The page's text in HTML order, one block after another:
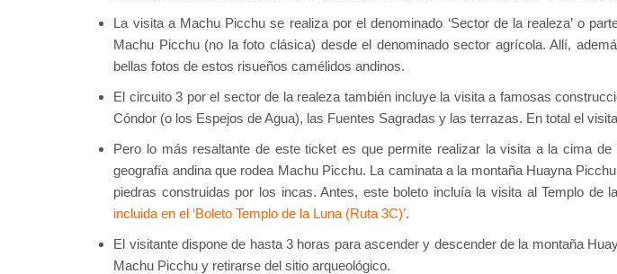
La visita a Machu Picchu se realiza por el denominado ‘Sector de la realeza’ o
Machu Picchu (no la foto clásica) desde el denominado sector agrícola. Allí,
bellas fotos de estos risueños camélidos andinos.
El circuito 3 por el sector de la realeza también incluye la visita a famosas
Cóndor (o los Espejos de Agua), las Fuentes Sagradas y las terrazas. En total el
Pero lo más resaltante de este ticket es que permite realizar la visita a la cima
geografía andina que rodea Machu Picchu. La caminata a la montaña Huayna
piedras construidas por los incas. Antes, este boleto incluía la visita al Templo de
incluida en el ‘Boleto Templo de la Luna (Ruta 3C)’.
El visitante dispone de hasta 3 horas para ascender y descender de la montaña
Machu Picchu y retirarse del sitio arqueológico.